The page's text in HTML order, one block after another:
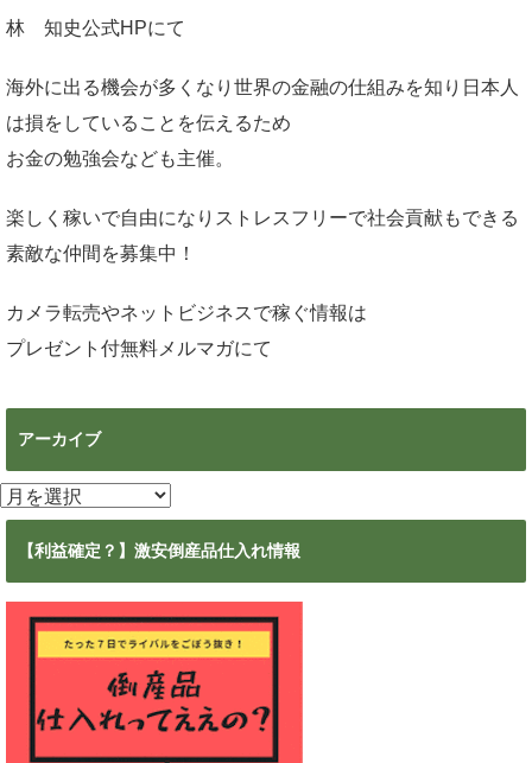
林 知史公式HPにて
海外に出る機会が多くなり世界の金融の仕組みを知り日本人
は損をしていることを伝えるため
お金の勉強会なども主催。
楽しく稼いで自由になりストレスフリーで社会貢献もできる
素敵な仲間を募集中！
カメラ転売やネットビジネスで稼ぐ情報は
プレゼント付無料メルマガにて
アーカイブ
ア
ー
【利益確定？】激安倒産品仕入れ情報